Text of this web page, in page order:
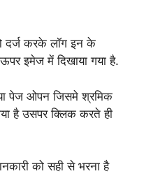
दर्ज करके लॉग इन के
इमेज में दिखाया गया है.
पेज ओपन जिसमे श्रमिक
है उसपर क्लिक करते ही
को सही से भरना है